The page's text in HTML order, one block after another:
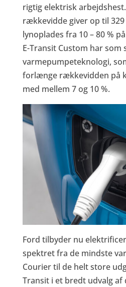
rigtig elektrisk
rækkevidde giver op til
lynoplades fra 10 – 80 %
E-Transit Custom har som
varmepumpeteknologi,
forlænge rækkevidden på
med mellem 7 og 10 %.
Ford tilbyder nu
spektret fra de mindste
Courier til de helt store
Transit i et bredt udvalg